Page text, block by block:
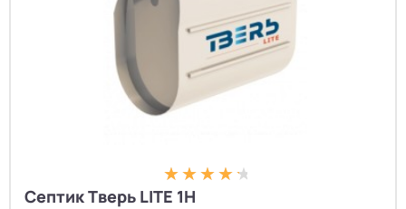
Септик Тверь LITE 1H